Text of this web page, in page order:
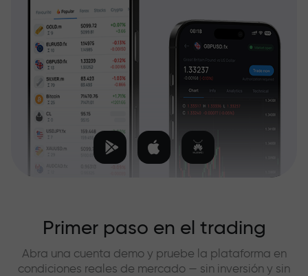
Primer paso en el trading
Abra una cuenta demo y pruebe la plataforma en
condiciones reales de mercado — sin inversión y sin